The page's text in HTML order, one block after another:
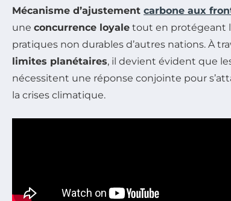
Mécanisme d’ajustement carbone aux
une concurrence loyale tout en protégeant
pratiques non durables d’autres nations. À
limites planétaires, il devient évident que
nécessitent une réponse conjointe pour
la crises climatique.